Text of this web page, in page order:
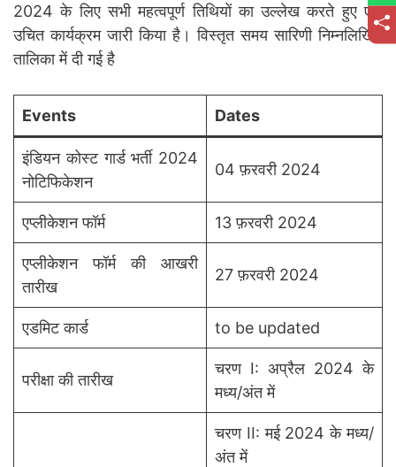
2024 के लिए सभी महत्वपूर्ण तिथियों का उल्लेख करते हुए एक
उचित कार्यक्रम जारी किया है। विस्तृत समय सारिणी निम्नलिखित
तालिका में दी गई है
Events Dates
इंडियन कोस्ट गार्ड भर्ती 2024
नोटिफिकेशन
04 फ़रवरी 2024
एप्लीकेशन फॉर्म 13 फ़रवरी 2024
एप्लीकेशन फॉर्म की आखरी
तारीख
27 फ़रवरी 2024
एडमिट कार्ड to be updated
परीक्षा की तारीख
चरण I: अप्रैल 2024 के
मध्य/अंत में
चरण II: मई 2024 के मध्य/
अंत में